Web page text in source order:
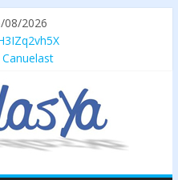
08/2026